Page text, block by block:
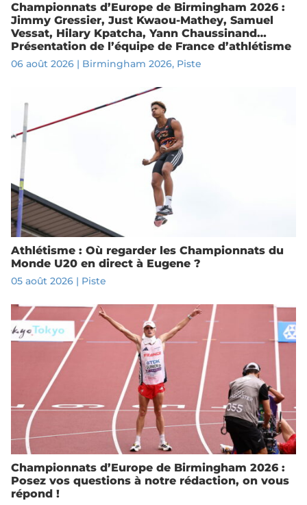
Championnats d’Europe de Birmingham 2026 :
Jimmy Gressier, Just Kwaou-Mathey, Samuel
Vessat, Hilary Kpatcha, Yann Chaussinand…
Présentation de l’équipe de France d’athlétisme
06 août 2026| Birmingham 2026, Piste
Athlétisme : Où regarder les Championnats du
Monde U20 en direct à Eugene ?
05 août 2026| Piste
Championnats d’Europe de Birmingham 2026 :
Posez vos questions à notre rédaction, on vous
répond !